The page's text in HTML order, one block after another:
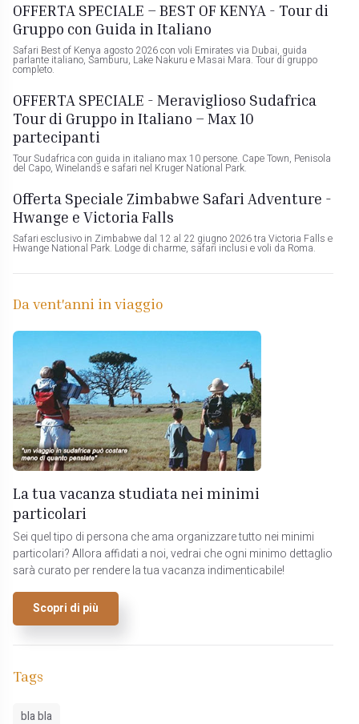
OFFERTA SPECIALE – BEST OF KENYA - Tour di
Gruppo con Guida in Italiano
Safari Best of Kenya agosto 2026 con voli Emirates via Dubai, guida
parlante italiano, Samburu, Lake Nakuru e Masai Mara. Tour di gruppo
completo.
OFFERTA SPECIALE - Meraviglioso Sudafrica
Tour di Gruppo in Italiano – Max 10
partecipanti
Tour Sudafrica con guida in italiano max 10 persone. Cape Town, Penisola
del Capo, Winelands e safari nel Kruger National Park.
Offerta Speciale Zimbabwe Safari Adventure -
Hwange e Victoria Falls
Safari esclusivo in Zimbabwe dal 12 al 22 giugno 2026 tra Victoria Falls e
Hwange National Park. Lodge di charme, safari inclusi e voli da Roma.
Da vent'anni in viaggio
La tua vacanza studiata nei minimi
particolari
Sei quel tipo di persona che ama organizzare tutto nei minimi
particolari? Allora affidati a noi, vedrai che ogni minimo dettaglio
sarà curato per rendere la tua vacanza indimenticabile!
Scopri di più
Tags
bla bla